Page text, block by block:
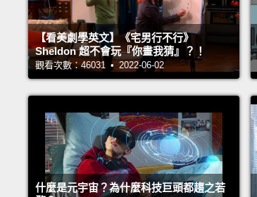
【看美劇學英文】《宅男行不行》
Sheldon 超不會玩『你畫我猜』？！
觀看次數：46031 • 2022-06-02
什麼是元宇宙？為什麼科技巨頭都趨之若